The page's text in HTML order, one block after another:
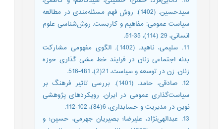
سیدحسین. (1402). روش فهم مسئله‌مندی در مطالعه
سیاست عمومی: مفاهیم و کاربست. روش‌شناسی علوم
انسانی، 29 (114)، 35-51.
11. سلیمی، ناهید. (1402). الگوی مفهومی مشارکت
بدنه اجتماعی زنان در فرایند خط مشی گذاری حوزه
زنان. زن در توسعه و سیاست، 21(2)، 481-516.
12. صادقی، حامد. (1401). بررسی تاثیر فرهنگ بر
سیاست‌گذاری عمومی در ایران. رویکردهای پژوهشی
نوین در مدیریت و حسابداری، 6(84)، 102-112.
13. عبدالهی‌نژاد، علیرضا؛ بصیریان جهرمی، حسین؛ و